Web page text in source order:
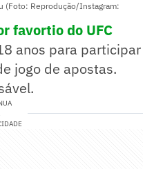
(Foto: Reprodução/Instagram:
favortio do UFC
anos para participar
jogo de apostas.